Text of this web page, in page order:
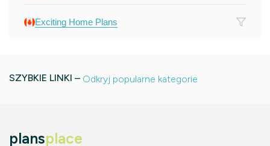
Exciting Home Plans
SZYBKIE LINKI – Odkryj popularne kategorie
plansplace